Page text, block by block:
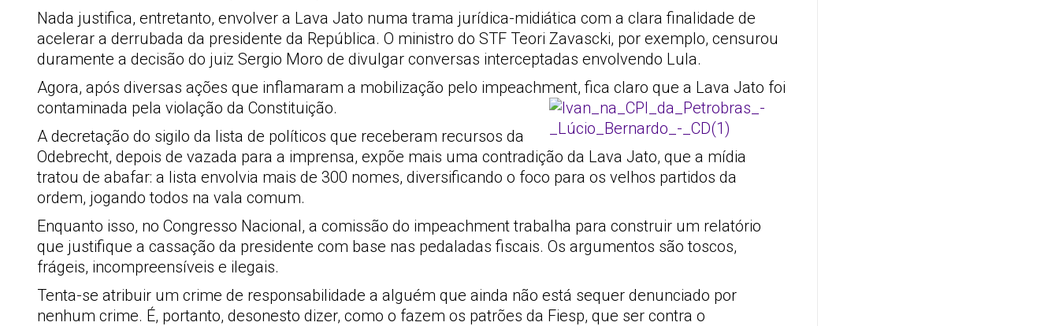
Nada justifica, entretanto, envolver a Lava Jato numa trama jurídica-midiática com a clara finalidade de
acelerar a derrubada da presidente da República. O ministro do STF Teori Zavascki, por exemplo, censurou
duramente a decisão do juiz Sergio Moro de divulgar conversas interceptadas envolvendo Lula.
Agora, após diversas ações que inflamaram a mobilização pelo impeachment, fica claro que a Lava Jato foi
contaminada pela violação da Constituição.
A decretação do sigilo da lista de políticos que receberam recursos da
Odebrecht, depois de vazada para a imprensa, expõe mais uma contradição da Lava Jato, que a mídia
tratou de abafar: a lista envolvia mais de 300 nomes, diversificando o foco para os velhos partidos da
ordem, jogando todos na vala comum.
Enquanto isso, no Congresso Nacional, a comissão do impeachment trabalha para construir um relatório
que justifique a cassação da presidente com base nas pedaladas fiscais. Os argumentos são toscos,
frágeis, incompreensíveis e ilegais.
Tenta-se atribuir um crime de responsabilidade a alguém que ainda não está sequer denunciado por
nenhum crime. É, portanto, desonesto dizer, como o fazem os patrões da Fiesp, que ser contra o